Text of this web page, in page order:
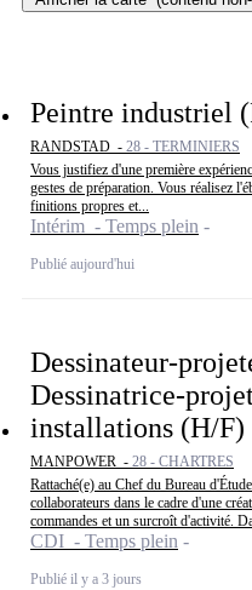
Peintre industriel
RANDSTAD - 28 - TERMINIERS
Vous justifiez d'une première
gestes de préparation. Vous réalisez
finitions propres et...
Intérim - Temps plein
Publié aujourd'hui
Dessinateur-
Dessinatrice-
installations (H/F)
MANPOWER - 28 - CHARTRES
Rattaché(e) au Chef du Bureau
collaborateurs dans le cadre d'une
commandes et un surcroît d'activité.
CDI - Temps plein
Publié il y a 3 jours